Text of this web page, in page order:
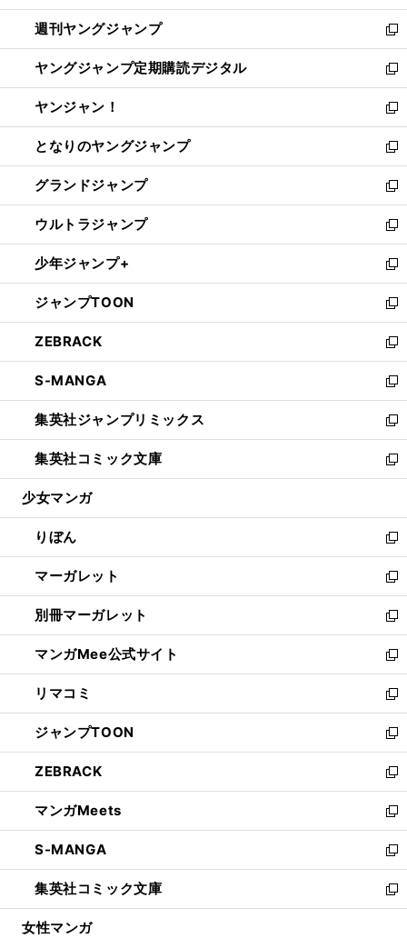
開
く
ウ
で
開
く
ン
ド
ウ
で
開
く
ウ
ィ
ン
ド
ウ
で
開
く
週刊ヤングジャンプ
新
し
い
ウ
ィ
ン
ド
ウ
で
開
く
ヤングジャンプ定期購読デジタル
新
し
い
ウ
ィ
ン
ド
ウ
で
開
く
ヤンジャン！
新
し
い
ウ
ィ
ン
ド
ウ
で
開
く
となりのヤングジャンプ
新
し
い
ウ
ィ
ン
ド
ウ
で
開
く
グランドジャンプ
新
し
い
ウ
ィ
ン
ド
ウ
で
開
く
ウルトラジャンプ
新
し
い
ウ
ィ
ン
ド
ウ
で
開
く
少年ジャンプ+
新
し
い
ウ
ィ
ン
ド
ウ
で
開
く
ジャンプTOON
新
し
い
ウ
ィ
ン
ド
ウ
で
開
ZEBRACK
新
し
い
ウ
ィ
ン
ド
ウ
開
く
S-MANGA
新
し
い
ウ
ィ
ン
ウ
で
開
く
集英社ジャンプリミックス
新
し
い
ウ
ン
ド
ウ
で
開
く
集英社コミック文庫
新
し
ウ
ィ
ン
ド
ウ
で
開
く
少女マンガ
りぼん
新
し
い
ウ
ィ
ン
ド
ウ
で
開
く
マーガレット
新
し
い
ウ
ィ
ン
ド
ウ
で
開
く
別冊マーガレット
新
し
い
ウ
ィ
ン
ド
ウ
で
開
く
マンガMee公式サイト
新
し
い
ウ
ィ
ン
ド
ウ
で
開
く
リマコミ
新
し
い
ウ
ィ
ン
ド
ウ
で
開
く
ジャンプTOON
新
し
い
ウ
ィ
ン
ド
ウ
で
開
ZEBRACK
新
し
い
ウ
ィ
ン
ド
ウ
マンガMeets
新
し
い
ウ
ィ
ン
S-MANGA
新
し
い
ウ
集英社コミック文庫
新
し
女性マンガ